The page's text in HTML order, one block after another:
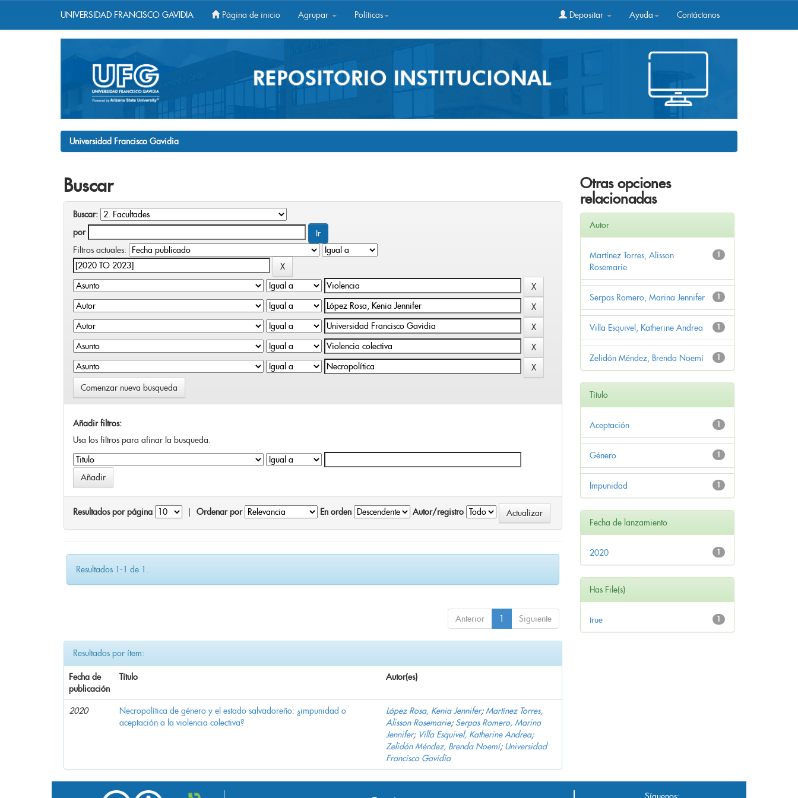
UNIVERSIDAD FRANCISCO GAVIDIA Página de inicio Agrupar Políticas Depositar Ayuda Contáctanos
Universidad Francisco Gavidia
Buscar
Buscar:
por
Filtros actuales:
Comenzar nueva busqueda
Añadir filtros:
Usa los filtros para afinar la busqueda.
Resultados por página Ordenar por En orden Autor/registro
Resultados 1-1 de 1.
Anterior 1 Siguiente
Resultados por ítem:
Fecha de
publicación
Título Autor(es)
2020
Necropolítica de género y el estado salvadoreño: ¿impunidad o
aceptación a la violencia colectiva?
López Rosa, Kenia Jennifer;Martínez Torres,
Alisson Rosemarie; Serpas Romero, Marina
Jennifer; Villa Esquivel, Katherine Andrea;
Zelidón Méndez, Brenda Noemí; Universidad
Francisco Gavidia
Otras opciones
relacionadas
Autor
1
Martínez Torres, Alisson
Rosemarie
1
Serpas Romero, Marina Jennifer
1
Villa Esquivel, Katherine Andrea
1
Zelidón Méndez, Brenda Noemí
Título
1
Aceptación
1
Género
1
Impunidad
Fecha de lanzamiento
1
2020
Has File(s)
1
true